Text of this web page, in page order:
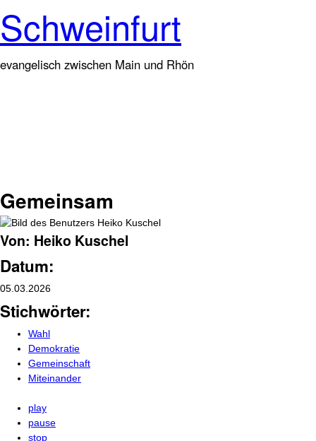
Schweinfurt
evangelisch zwischen Main und Rhön
Gemeinsam
Von: Heiko Kuschel
Datum:
05.03.2026
Stichwörter:
Wahl
Demokratie
Gemeinschaft
Miteinander
play
pause
stop